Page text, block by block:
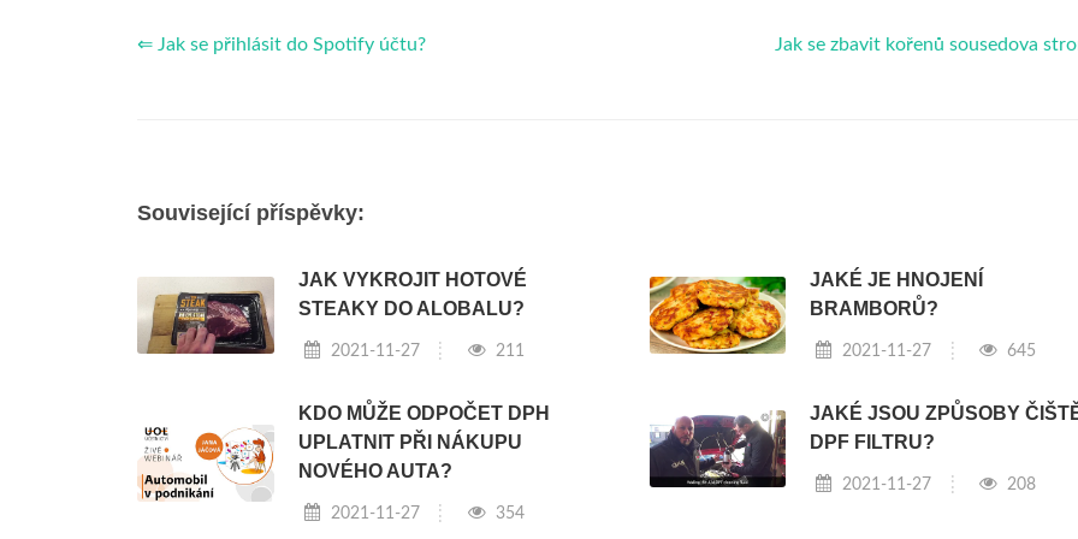
⇐ Jak se přihlásit do Spotify účtu? Jak se zbavit kořenů sousedova
Související příspěvky:
JAK VYKROJIT HOTOVÉ
STEAKY DO ALOBALU?
2021-11-27 211
JAKÉ JE HNOJENÍ
BRAMBORŮ?
2021-11-27 645
KDO MŮŽE ODPOČET DPH
UPLATNIT PŘI NÁKUPU
NOVÉHO AUTA?
2021-11-27 354
JAKÉ JSOU ZPŮSOBY
DPF FILTRU?
2021-11-27 208